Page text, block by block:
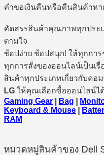
คำขอเงินคืนหรือคืนสินค้าห
คัดสรรสินค้าคุณภาพทุกประ
ตามใจ
ช้อปง่าย ช้อปสนุก! ให้ทุกกา
ทุกการสั่งของออนไลน์เป็นเรื่
สินค้าทุกประเภทเกี่ยวกับคอม
LG ให้คุณเลือกซื้อออนไลน์ไ
Gaming Gear
Bag
Keyboard & Mouse
RAM
หมวดหมู่สินค้าของ Dell